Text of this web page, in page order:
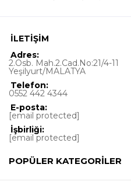
İLETİŞİM
Adres:
2.Osb. Mah.2.Cad.No:21/4-11
Yeşilyurt/MALATYA
Telefon:
0552 442 4344
E-posta:
[email protected]
İşbirliği:
[email protected]
POPÜLER KATEGORİLER